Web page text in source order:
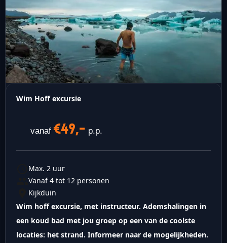
Wim Hoff excursie
vanaf€49,- p.p.
Max. 2 uur
Vanaf 4 tot 12 personen
Kijkduin
Wim hoff excursie, met instructeur. Ademshalingen in
een koud bad met jou groep op een van de coolste
locaties: het strand. Informeer naar de mogelijkheden.